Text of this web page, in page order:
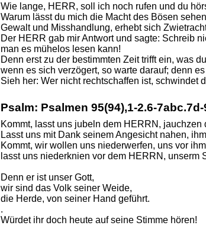
Wie lange, HERR, soll ich noch rufen und du
Warum lässt du mich die Macht des Bösen
Gewalt und Misshandlung, erhebt sich
Der HERR gab mir Antwort und sagte: Schreib
man es mühelos lesen kann!
Denn erst zu der bestimmten Zeit trifft ein, was
wenn es sich verzögert, so warte darauf; denn
Sieh her: Wer nicht rechtschaffen ist, schwindet
Psalm: Psalmen 95(94),1-2.6-7abc.7d-
Kommt, lasst uns jubeln dem HERRN, jauchzen
Lasst uns mit Dank seinem Angesicht nahen,
Kommt, wir wollen uns niederwerfen, uns vor
lasst uns niederknien vor dem HERRN, unserm
Denn er ist unser Gott,
wir sind das Volk seiner Weide,
die Herde, von seiner Hand geführt.
.
Würdet ihr doch heute auf seine Stimme hören!